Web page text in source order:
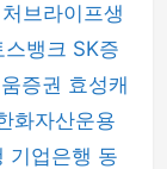
처브라이프생
스뱅크 SK증
증권 효성캐
화자산운용
기업은행 동